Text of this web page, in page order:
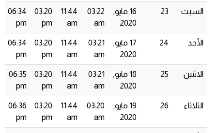
السبت 23
16 مايو,
2020
03:22
am
11:44
am
03:20
pm
06:34
pm
الأحد 24
17 مايو,
2020
03:21
am
11:44
am
03:20
pm
06:34
pm
الاثنين 25
18 مايو,
2020
03:21
am
11:44
am
03:20
pm
06:35
pm
الثلاثاء 26
19 مايو,
2020
03:20
am
11:44
am
03:20
pm
06:36
pm